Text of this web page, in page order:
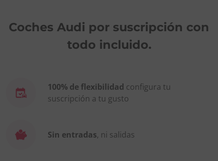
Coches Audi por suscripción con
todo incluido.
100% de flexibilidad configura tu
suscripción a tu gusto
Sin entradas, ni salidas